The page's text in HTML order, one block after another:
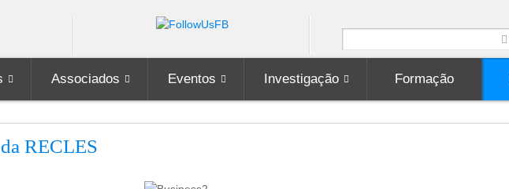
Associados Eventos Investigação Formação
RECLES